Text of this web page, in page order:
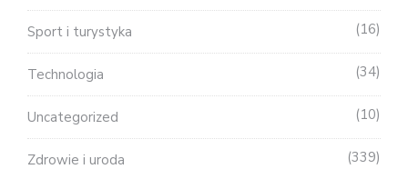
Sport i turystyka 16
Technologia 34
Uncategorized 10
Zdrowie i uroda 339